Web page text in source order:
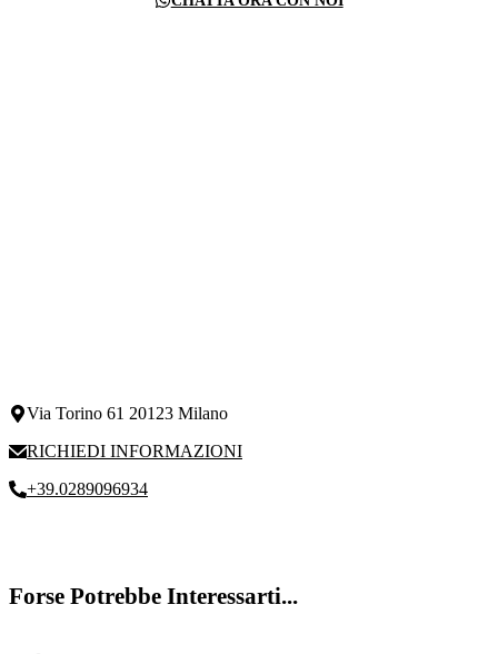
Via Torino 61 20123 Milano
RICHIEDI INFORMAZIONI
+39.0289096934
Forse Potrebbe Interessarti...